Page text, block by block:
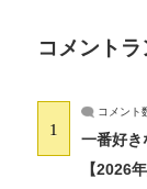
コメント
1
コメント
一番好き
【2026